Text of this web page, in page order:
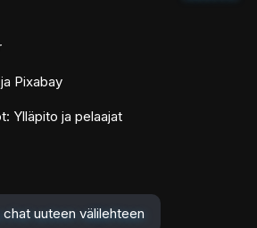
Pixabay
Ylläpito ja pelaajat
chat uuteen välilehteen